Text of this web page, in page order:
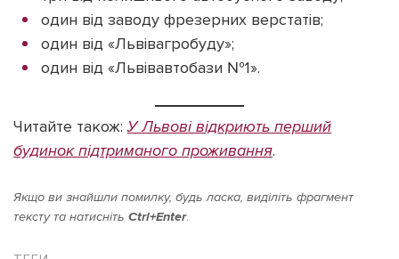
один від заводу фрезерних верстатів;
один від «Львівагробуду»;
один від «Львівавтобази №1».
Читайте також:У Львові відкриють перший
будинок підтриманого проживання.
Якщо ви знайшли помилку, будь ласка, виділіть фрагмент
тексту та натисніть Ctrl+Enter.